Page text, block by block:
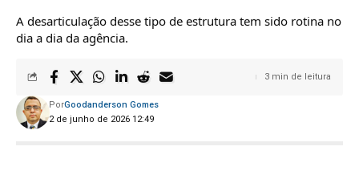
A desarticulação desse tipo de estrutura tem sido rotina no
dia a dia da agência.
2 de junho de 2026 12:49
PorGoodanderson Gomes
3 min de leitura